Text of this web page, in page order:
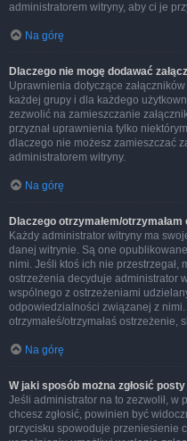
administratorem witryny, aby ci je
Na górę
Dlaczego nie mogę dodawać
Uprawnienia dotyczące
każdej grupy i dla każdego
zezwolić na zamieszczanie
przyznał uprawnienia tylko
dlaczego nie możesz zamieszczać
administratorem witryny.
Na górę
Dlaczego otrzymałem/
Każdy administrator witryny ma
danej witrynie. Są one
nimi. Jeśli ktoś ich nie przestrzegał,
ostrzeżenia decyduje administrator
wspólnego z ostrzeżeniami
odpowiedzialności związanej z
otrzymałeś/otrzymałaś ostrzeżenie,
Na górę
W jaki sposób można zgłosić
Jeśli administrator na to zezwolił, w
chcesz zgłosić, powinien być
przycisku spowoduje przeniesienie